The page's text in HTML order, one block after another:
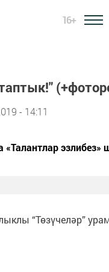
16+
- 14:11
“Төзүчеләр”